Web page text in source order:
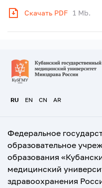
Скачать PDF 1 Mb.
RU EN CN AR
Федеральное
образовательное
образования
медицинский
здравоохранения